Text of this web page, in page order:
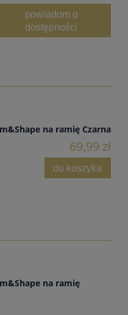
powiadom o
dostępności
na ramię Czarna
69,99 zł
do koszyka
na ramię